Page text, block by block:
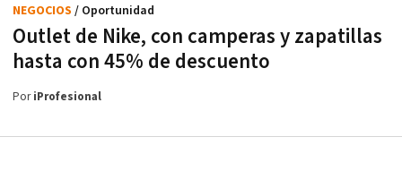
Outlet de Nike, con camperas y zapatillas
hasta con 45% de descuento
NEGOCIOS / Oportunidad
PoriProfesional